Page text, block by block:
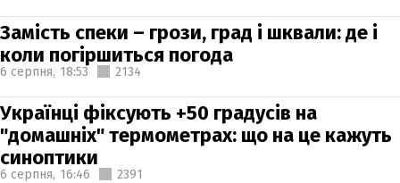
Замість спеки – грози, град і шквали: де і
коли погіршиться погода
6 серпня, 18:53 2134
Українці фіксують +50 градусів на
"домашніх" термометрах: що на це кажуть
синоптики
6 серпня, 16:46 2391